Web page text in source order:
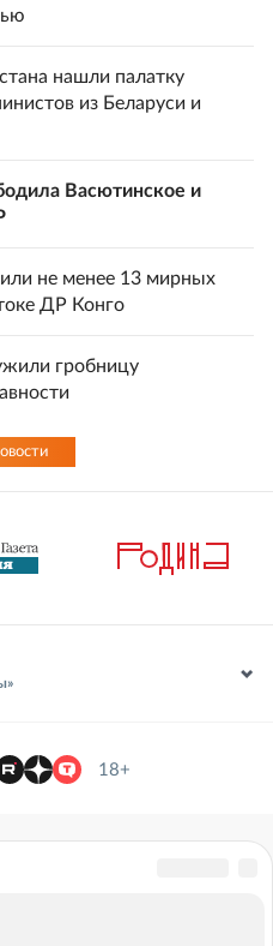
нашли палатку
из Беларуси и
Васютинское и
не менее 13 мирных
ДР Конго
гробницу
18+